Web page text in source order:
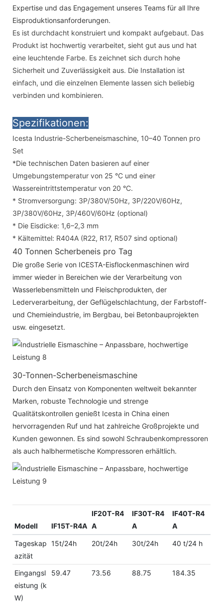
Expertise und das Engagement unseres Teams für all Ihre
Eisproduktionsanforderungen.
Es ist durchdacht konstruiert und kompakt aufgebaut. Das
Produkt ist hochwertig verarbeitet, sieht gut aus und hat
eine leuchtende Farbe. Es zeichnet sich durch hohe
Sicherheit und Zuverlässigkeit aus. Die Installation ist
einfach, und die einzelnen Elemente lassen sich beliebig
verbinden und kombinieren.
Spezifikationen:
Icesta Industrie-Scherbeneismaschine, 10–40 Tonnen pro
Set
*Die technischen Daten basieren auf einer
Umgebungstemperatur von 25 °C und einer
Wassereintrittstemperatur von 20 °C.
* Stromversorgung: 3P/380V/50Hz, 3P/220V/60Hz,
3P/380V/60Hz, 3P/460V/60Hz (optional)
* Die Eisdicke: 1,6–2,3 mm
* Kältemittel: R404A (R22, R17, R507 sind optional)
40 Tonnen Scherbeneis pro Tag
Die große Serie von ICESTA-Eisflockenmaschinen wird
immer wieder in Bereichen wie der Verarbeitung von
Wasserlebensmitteln und Fleischprodukten, der
Lederverarbeitung, der Geflügelschlachtung, der Farbstoff-
und Chemieindustrie, im Bergbau, bei Betonbauprojekten
usw. eingesetzt.
30-Tonnen-Scherbeneismaschine
Durch den Einsatz von Komponenten weltweit bekannter
Marken, robuste Technologie und strenge
Qualitätskontrollen genießt Icesta in China einen
hervorragenden Ruf und hat zahlreiche Großprojekte und
Kunden gewonnen. Es sind sowohl Schraubenkompressoren
als auch halbhermetische Kompressoren erhältlich.
Modell IF15T-R4A
IF20T-R4
A
IF30T-R4
A
IF40T-R4
A
Tageskap
azität
15t/24h 20t/24h 30t/24h 40 t/24 h
Eingangsl
eistung (k
W)
59.47 73.56 88.75 184.35